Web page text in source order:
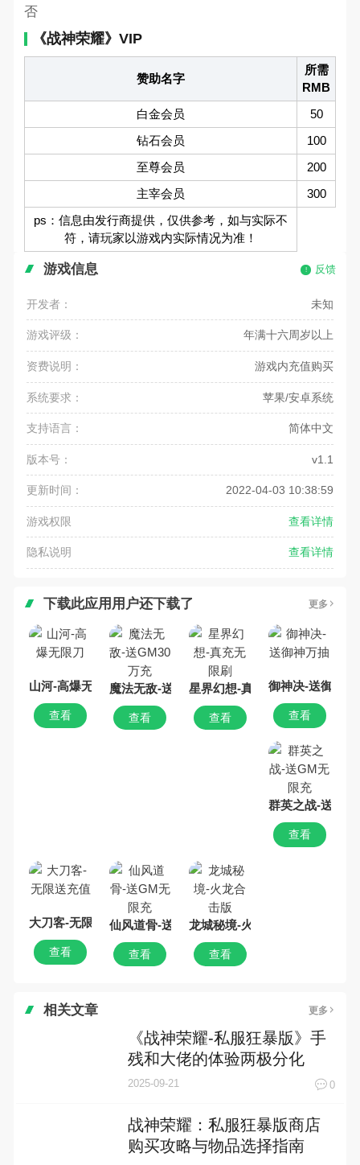
否
《战神荣耀》VIP
赞助名字
所需
RMB
白金会员
50
钻石会员
100
至尊会员
200
主宰会员
300
ps：信息由发行商提供，仅供参考，如与实际不
符，请玩家以游戏内实际情况为准！
游戏信息 反馈
开发者： 未知
游戏评级： 年满十六周岁以上
资费说明： 游戏内充值购买
系统要求： 苹果/安卓系统
支持语言： 简体中文
版本号： v1.1
更新时间： 2022-04-03 10:38:59
游戏权限 查看详情
隐私说明 查看详情
下载此应用用户还下载了 更多
山河-高爆无限刀
查看
魔法无敌-送GM30万充
查看
星界幻想-真充无限刷
查看
御神决-送御神万
查看
群英之战-送GM
查看
大刀客-无限送充值
查看
仙风道骨-送GM无限充
查看
龙城秘境-火龙合击版
查看
相关文章 更多
《战神荣耀-私服狂暴版》手
残和大佬的体验两极分化
2025-09-21 0
战神荣耀：私服狂暴版商店
购买攻略与物品选择指南